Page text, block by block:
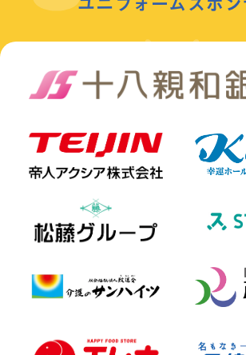
ユニフォームスポン